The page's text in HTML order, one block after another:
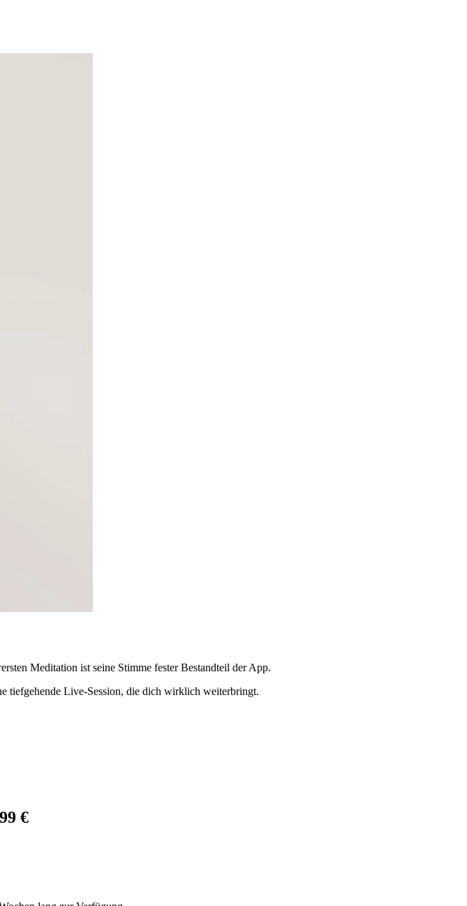
Meditation ist seine Stimme fester Bestandteil der App.
tiefgehende Live-Session, die dich wirklich weiterbringt.
€